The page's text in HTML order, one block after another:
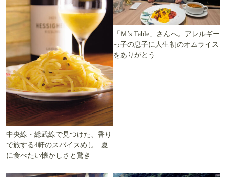
中央線・総武線で見つけた、香り
で旅する4軒のスパイスめし 夏
に食べたい懐かしさと驚き
「Ｍ’s Table」さんへ。アレルギー
っ子の息子に人生初のオムライス
をありがとう